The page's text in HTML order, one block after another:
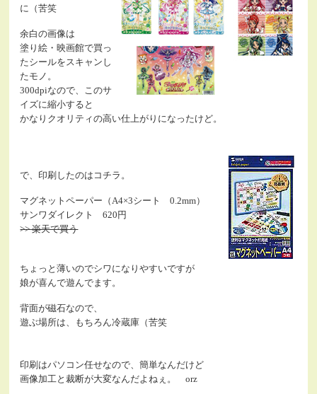
に（苦笑
余白の画像は
塗り絵・映画館で買っ
たシールをスキャンし
たモノ。
300dpiなので、このサ
イズに縮小すると
かなりクオリティの高い仕上がりになったけど。
で、印刷したのはコチラ。
マグネットペーパー（A4×3シート 0.2mm）
サンワダイレクト 620円
>> 楽天で買う
ちょっと薄いのでシワになりやすいですが
娘が喜んで遊んでます。
背面が磁石なので、
遊ぶ場所は、もちろん冷蔵庫（苦笑
印刷はパソコン任せなので、簡単なんだけど
画像加工と裁断が大変なんだよねぇ。 orz